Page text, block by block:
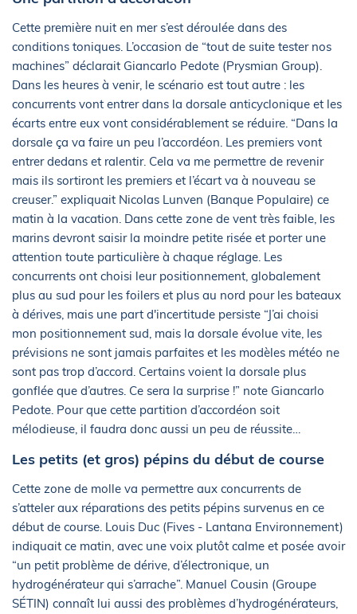
Cette première nuit en mer s’est déroulée dans des
conditions toniques. L’occasion de “tout de suite tester nos
machines” déclarait Giancarlo Pedote (Prysmian Group).
Dans les heures à venir, le scénario est tout autre : les
concurrents vont entrer dans la dorsale anticyclonique et les
écarts entre eux vont considérablement se réduire. “Dans la
dorsale ça va faire un peu l’accordéon. Les premiers vont
entrer dedans et ralentir. Cela va me permettre de revenir
mais ils sortiront les premiers et l’écart va à nouveau se
creuser.” expliquait Nicolas Lunven (Banque Populaire) ce
matin à la vacation. Dans cette zone de vent très faible, les
marins devront saisir la moindre petite risée et porter une
attention toute particulière à chaque réglage. Les
concurrents ont choisi leur positionnement, globalement
plus au sud pour les foilers et plus au nord pour les bateaux
à dérives, mais une part d'incertitude persiste “J’ai choisi
mon positionnement sud, mais la dorsale évolue vite, les
prévisions ne sont jamais parfaites et les modèles météo ne
sont pas trop d’accord. Certains voient la dorsale plus
gonflée que d’autres. Ce sera la surprise !” note Giancarlo
Pedote. Pour que cette partition d’accordéon soit
mélodieuse, il faudra donc aussi un peu de réussite…
Les petits (et gros) pépins du début de course
Cette zone de molle va permettre aux concurrents de
s’atteler aux réparations des petits pépins survenus en ce
début de course. Louis Duc (Fives - Lantana Environnement)
indiquait ce matin, avec une voix plutôt calme et posée avoir
“un petit problème de dérive, d’électronique, un
hydrogénérateur qui s’arrache”. Manuel Cousin (Groupe
SÉTIN) connaît lui aussi des problèmes d’hydrogénérateurs,